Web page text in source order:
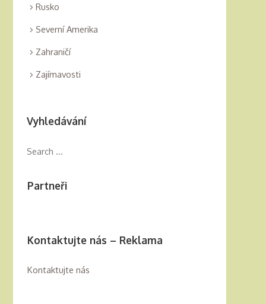
Rusko
Severní Amerika
Zahraničí
Zajímavosti
Vyhledávání
Partneři
Kontaktujte nás – Reklama
Kontaktujte nás